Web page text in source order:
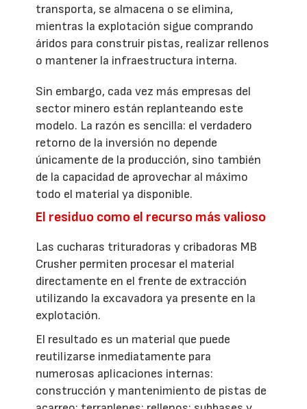
transporta, se almacena o se elimina,
mientras la explotación sigue comprando
áridos para construir pistas, realizar rellenos
o mantener la infraestructura interna.
Sin embargo, cada vez más empresas del
sector minero están replanteando este
modelo. La razón es sencilla: el verdadero
retorno de la inversión no depende
únicamente de la producción, sino también
de la capacidad de aprovechar al máximo
todo el material ya disponible.
El residuo como el recurso más valioso
Las cucharas trituradoras y cribadoras MB
Crusher permiten procesar el material
directamente en el frente de extracción
utilizando la excavadora ya presente en la
explotación.
El resultado es un material que puede
reutilizarse inmediatamente para
numerosas aplicaciones internas:
construcción y mantenimiento de pistas de